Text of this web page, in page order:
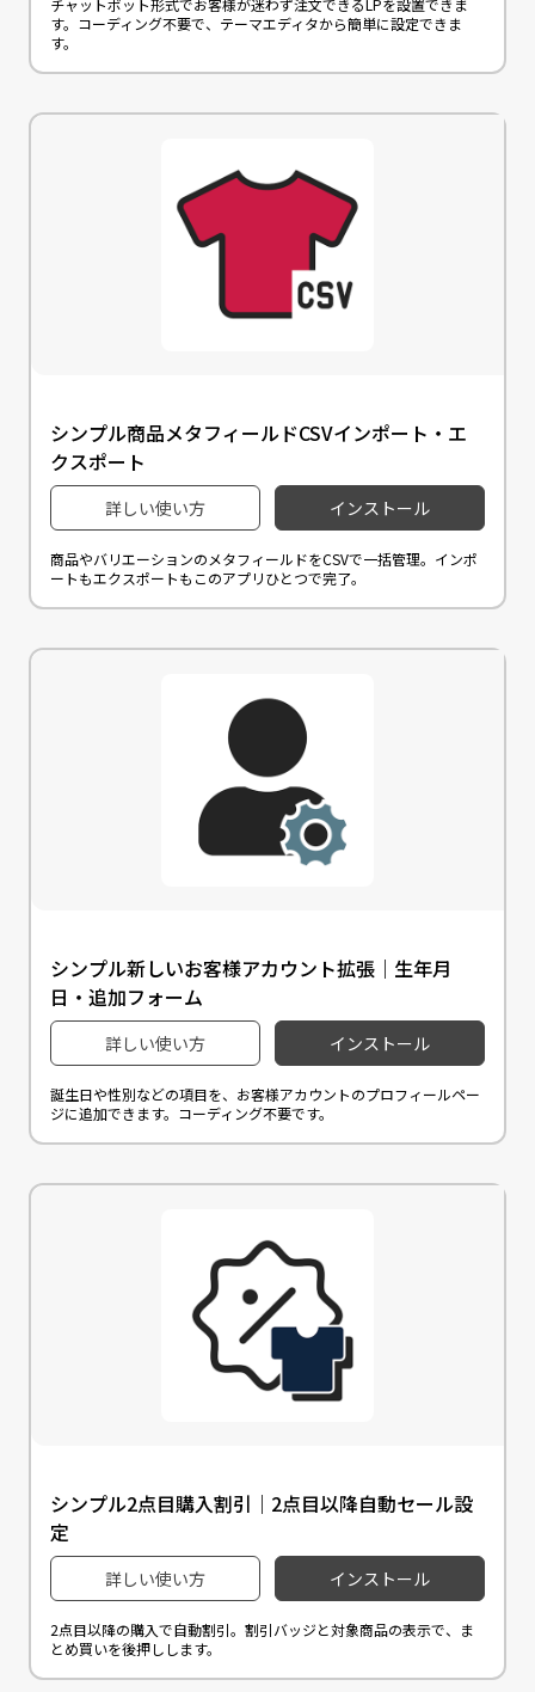
す。コーディング不要で、テーマエディタから簡単に設定できま
す。
シンプル商品メタフィールドCSVインポート・エ
クスポート
詳しい使い方 インストール
商品やバリエーションのメタフィールドをCSVで一括管理。インポ
ートもエクスポートもこのアプリひとつで完了。
シンプル新しいお客様アカウント拡張｜生年月
日・追加フォーム
詳しい使い方 インストール
誕生日や性別などの項目を、お客様アカウントのプロフィールペー
ジに追加できます。コーディング不要です。
シンプル2点目購入割引｜2点目以降自動セール設
定
詳しい使い方 インストール
2点目以降の購入で自動割引。割引バッジと対象商品の表示で、ま
とめ買いを後押しします。